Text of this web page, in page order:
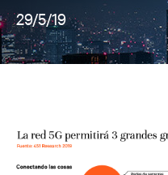
29/5/19